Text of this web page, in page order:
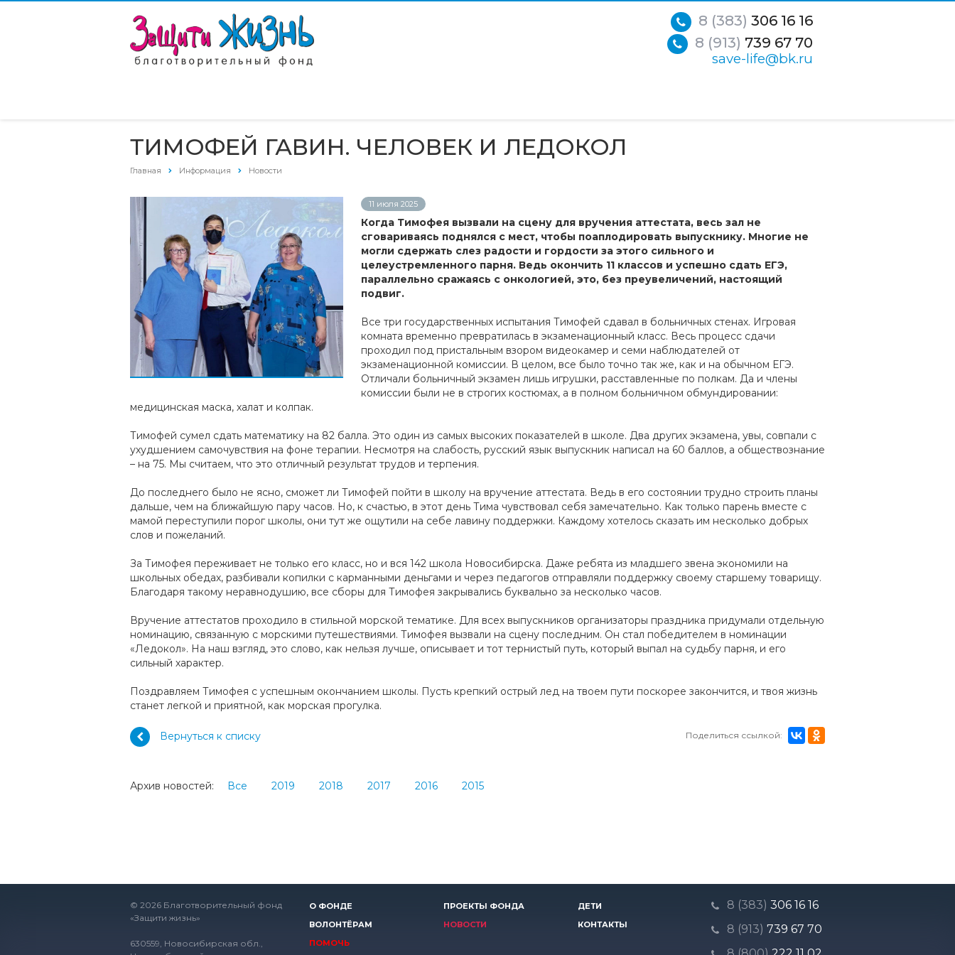
8 (383) 306 16 16
8 (913) 739 67 70
save-life@bk.ru
ТИМОФЕЙ ГАВИН. ЧЕЛОВЕК И ЛЕДОКОЛ
Главная Информация Новости
11 июля 2025
Когда Тимофея вызвали на сцену для вручения аттестата, весь зал не
сговариваясь поднялся с мест, чтобы поаплодировать выпускнику. Многие не
могли сдержать слез радости и гордости за этого сильного и
целеустремленного парня. Ведь окончить 11 классов и успешно сдать ЕГЭ,
параллельно сражаясь с онкологией, это, без преувеличений, настоящий
подвиг.
Все три государственных испытания Тимофей сдавал в больничных стенах. Игровая
комната временно превратилась в экзаменационный класс. Весь процесс сдачи
проходил под пристальным взором видеокамер и семи наблюдателей от
экзаменационной комиссии. В целом, все было точно так же, как и на обычном ЕГЭ.
Отличали больничный экзамен лишь игрушки, расставленные по полкам. Да и члены
комиссии были не в строгих костюмах, а в полном больничном обмундировании:
медицинская маска, халат и колпак.
Тимофей сумел сдать математику на 82 балла. Это один из самых высоких показателей в школе. Два других экзамена, увы, совпали с
ухудшением самочувствия на фоне терапии. Несмотря на слабость, русский язык выпускник написал на 60 баллов, а обществознание
– на 75. Мы считаем, что это отличный результат трудов и терпения.
До последнего было не ясно, сможет ли Тимофей пойти в школу на вручение аттестата. Ведь в его состоянии трудно строить планы
дальше, чем на ближайшую пару часов. Но, к счастью, в этот день Тима чувствовал себя замечательно. Как только парень вместе с
мамой переступили порог школы, они тут же ощутили на себе лавину поддержки. Каждому хотелось сказать им несколько добрых
слов и пожеланий.
За Тимофея переживает не только его класс, но и вся 142 школа Новосибирска. Даже ребята из младшего звена экономили на
школьных обедах, разбивали копилки с карманными деньгами и через педагогов отправляли поддержку своему старшему товарищу.
Благодаря такому неравнодушию, все сборы для Тимофея закрывались буквально за несколько часов.
Вручение аттестатов проходило в стильной морской тематике. Для всех выпускников организаторы праздника придумали отдельную
номинацию, связанную с морскими путешествиями. Тимофея вызвали на сцену последним. Он стал победителем в номинации
«Ледокол». На наш взгляд, это слово, как нельзя лучше, описывает и тот тернистый путь, который выпал на судьбу парня, и его
сильный характер.
Поздравляем Тимофея с успешным окончанием школы. Пусть крепкий острый лед на твоем пути поскорее закончится, и твоя жизнь
станет легкой и приятной, как морская прогулка.
Поделиться ссылкой:
Вернуться к списку
Архив новостей: Все 2019 2018 2017 2016 2015
© 2026 Благотворительный фонд
«Защити жизнь»
630559, Новосибирская обл.,
О ФОНДЕ ПРОЕКТЫ ФОНДА
ДЕТИ
ВОЛОНТЁРАМ
НОВОСТИ
КОНТАКТЫ
ПОМОЧЬ
8 (383) 306 16 16
8 (913) 739 67 70